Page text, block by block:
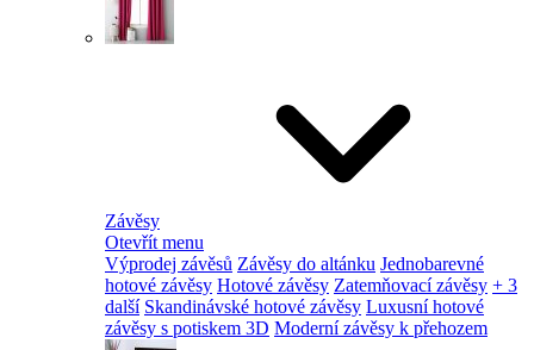
Závěsy
Otevřít menu
Výprodej závěsů Závěsy do altánku Jednobarevné
hotové závěsy Hotové závěsy Zatemňovací závěsy + 3
další Skandinávské hotové závěsy Luxusní hotové
závěsy s potiskem 3D Moderní závěsy k přehozem